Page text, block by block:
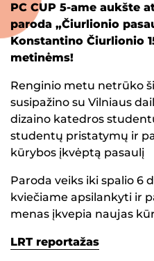
PC CUP 5-ame aukšte
paroda „Čiurlionio
Konstantino Čiurlionio
metinėms!
Renginio metu netrūko
susipažino su Vilniaus
dizaino katedros
studentų pristatymų ir
kūrybos įkvėptą pasaulį
Paroda veiks iki spalio 6
kviečiame apsilankyti ir
menas įkvepia naujas
LRT reportažas